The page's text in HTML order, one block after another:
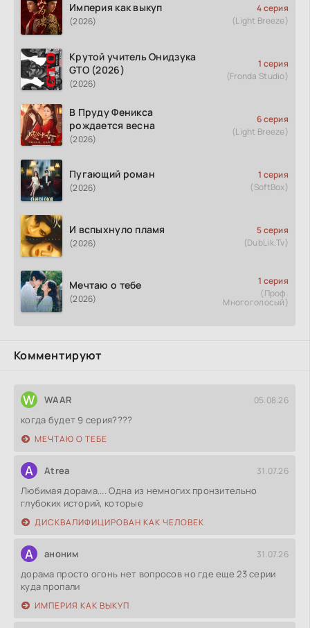
Империя как выкуп
(2026)
4 серия
(Light Breeze)
Крутой учитель Онидзука
GTO (2026)
(2026)
1 серия
(Fronda Studio)
В Пруду Феникса
рождается весна
(2026)
6 серия
(Light Breeze)
Пугающий роман
(2026)
1 серия
(SoftBox)
И вспыхнуло пламя
(2026)
5 серия
(DubLik.Tv)
Мечтаю о тебе
(2026)
1 серия
(Проф.
Многоголосый)
Комментируют
W WAAR 05.08.26
когда будет 9 серия????
МЕЧТАЮ О ТЕБЕ
A Atrea 31.07.26
Любимая дорама.... Одна из немногих пронзительно
глубоких историй, которые
ДИСКВАЛИФИЦИРОВАН КАК ЧЕЛОВЕК
А аноним 31.07.26
дорама просто огонь нет вопросов но где еще 23 серии
куда пропали
ИМПЕРИЯ КАК ВЫКУП